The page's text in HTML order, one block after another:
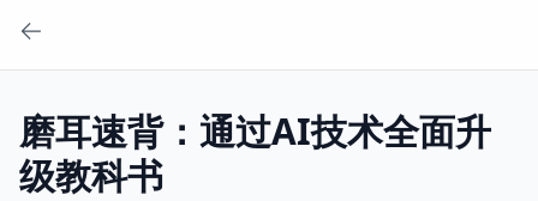
磨耳速背：通过AI技术全面升
级教科书